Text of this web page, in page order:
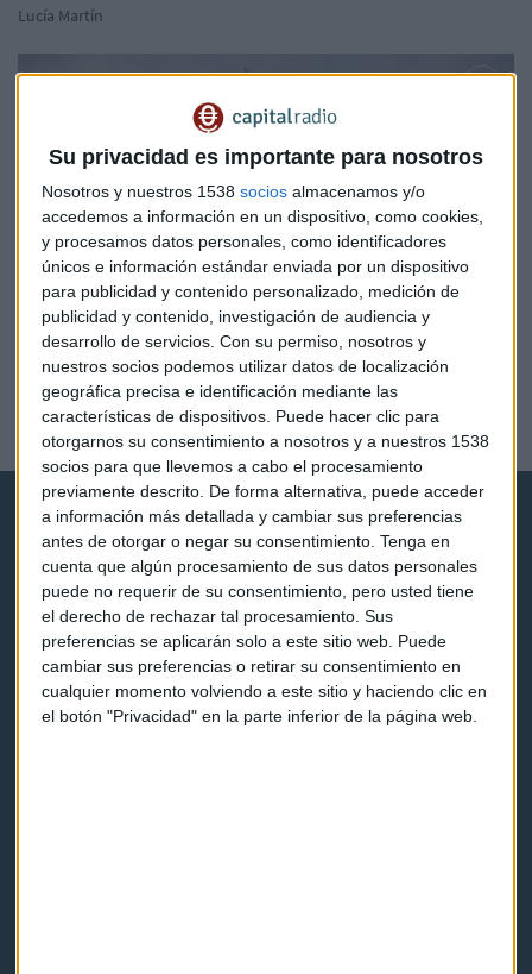
Su privacidad es importante para nosotros
Nosotros y nuestros 1538 socios almacenamos y/o
accedemos a información en un dispositivo, como cookies,
y procesamos datos personales, como identificadores
únicos e información estándar enviada por un dispositivo
para publicidad y contenido personalizado, medición de
publicidad y contenido, investigación de audiencia y
desarrollo de servicios. Con su permiso, nosotros y
nuestros socios podemos utilizar datos de localización
geográfica precisa e identificación mediante las
características de dispositivos. Puede hacer clic para
otorgarnos su consentimiento a nosotros y a nuestros 1538
socios para que llevemos a cabo el procesamiento
previamente descrito. De forma alternativa, puede acceder
a información más detallada y cambiar sus preferencias
antes de otorgar o negar su consentimiento. Tenga en
cuenta que algún procesamiento de sus datos personales
puede no requerir de su consentimiento, pero usted tiene
el derecho de rechazar tal procesamiento. Sus
preferencias se aplicarán solo a este sitio web. Puede
cambiar sus preferencias o retirar su consentimiento en
cualquier momento volviendo a este sitio y haciendo clic en
el botón "Privacidad" en la parte inferior de la página web.
Lucía Martín
BOLSA
Boeing gana la batalla de los pedidos en París
Capital Radio
Noticias